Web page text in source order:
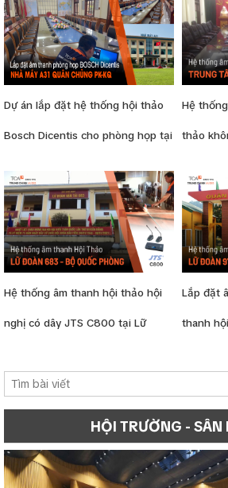
Dự án lắp đặt hệ thống hội thảo
Bosch Dicentis cho phòng họp tại
Hệ
thảo
Hệ thống âm thanh hội thảo hội
nghị có dây JTS C800 tại Lữ
Lắp đặt
thanh
HỘI TRƯỜNG - SÂN